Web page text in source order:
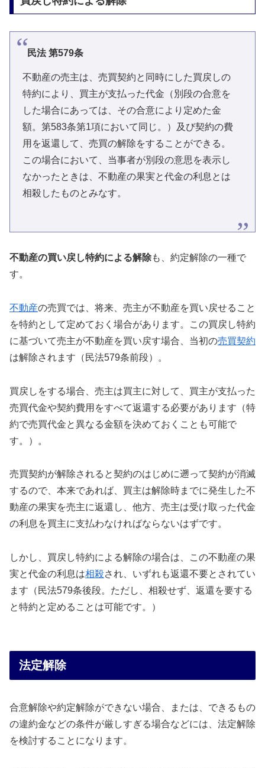
民法 第579条
不動産の売主は、売買契約と同時にした買戻しの
特約により、買主が支払った代金（別段の合意を
した場合にあっては、その合意により定めた金
額。第583条第1項において同じ。）及び契約の費
用を返還して、売買の解除をすることができる。
この場合において、当事者が別段の意思を表示し
なかったときは、不動産の果実と代金の利息とは
相殺したものとみなす。
不動産の買い戻し特約による解除も、約定解除の一種で
す。
不動産の売買では、将来、売主が不動産を買い戻せること
を特約として定めておく場合があります。この買戻し特約
に基づいて売主が不動産を買い戻す場合、当初の売買契約
は解除されます（民法579条前段）。
買戻しをする場合、売主は買主に対して、買主が支払った
売買代金や契約費用をすべて返還する必要があります（特
約で売買代金と異なる金額を決めておくことも可能で
す。）。
売買契約が解除されると契約のはじめに遡って契約が消滅
するので、本来であれば、買主は解除時までに発生した不
動産の果実を売主に返還し、他方、売主は受け取った代金
の利息を買主に支払わなければならないはずです。
しかし、買戻し特約による解除の場合は、この不動産の果
実と代金の利息は相殺され、いずれも返還不要とされてい
ます（民法579条後段。ただし、相殺せず、返還を要する
と特約と定めることは可能です。）
法定解除
合意解除や約定解除ができない場合、または、できるもの
の違約金などの条件が厳しすぎる場合などには、法定解除
を検討することになります。